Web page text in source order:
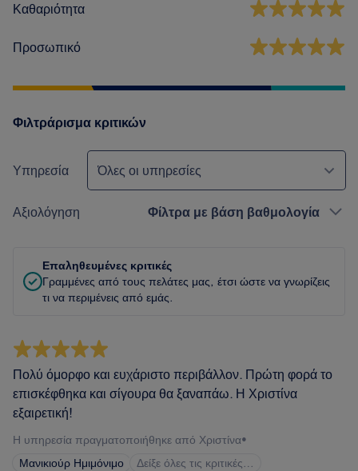
Καθαριότητα
Προσωπικό
Φιλτράρισμα κριτικών
Υπηρεσία Όλες οι υπηρεσίες
Αξιολόγηση Φίλτρα με βάση βαθμολογία
Επαληθευμένες κριτικές
Γραμμένες από τους πελάτες μας, έτσι ώστε να γνωρίζεις
τι να περιμένεις από εμάς.
Πολύ όμορφο και ευχάριστο περιβάλλον. Πρώτη φορά το
επισκέφθηκα και σίγουρα θα ξαναπάω. Η Χριστίνα
εξαιρετική!
Η υπηρεσία πραγματοποιήθηκε από Χριστίνα•
Μανικιούρ Ημιμόνιμο
Δείξε όλες τις κριτικές…